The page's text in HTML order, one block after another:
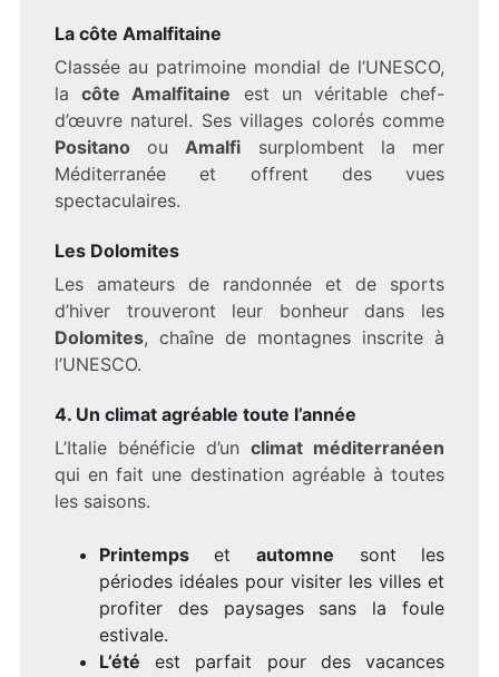
La côte Amalfitaine
Classée au patrimoine mondial de l’UNESCO,
lacôte Amalfitaine est un véritable chef-
d’œuvre naturel. Ses villages colorés comme
Positanoou Amalfi surplombent la mer
Méditerranée et offrent des vues
spectaculaires.
Les Dolomites
Les amateurs de randonnée et de sports
d’hiver trouveront leur bonheur dans les
Dolomites, chaîne de montagnes inscrite à
l’UNESCO.
4. Un climat agréable toute l’année
L’Italie bénéficie d’unclimat méditerranéen
qui en fait une destination agréable à toutes
les saisons.
Printempset automne sont les
périodes idéales pour visiter les villes et
profiter des paysages sans la foule
estivale.
L’été est parfait pour des vacances